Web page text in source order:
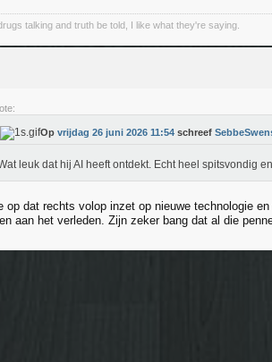
talking and truth be told, I like what they're saying.
Op vrijdag 26 juni 2026 11:54 schreef
leuk dat hij AI heeft ontdekt. Echt heel spitsvondig
op dat rechts volop inzet op nieuwe technologie
aan het verleden. Zijn zeker bang dat al die